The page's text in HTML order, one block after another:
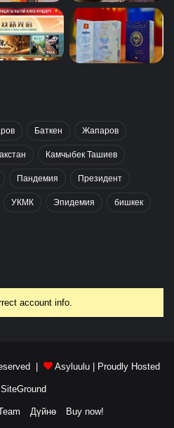
Баткен Жапаров
Камчыбек Ташиев
Пандемия Президент
УКМК Эпидемия бишкек
account info.
| Asyluulu | Proudly Hosted
SiteGround
Дүйнө Buy now!